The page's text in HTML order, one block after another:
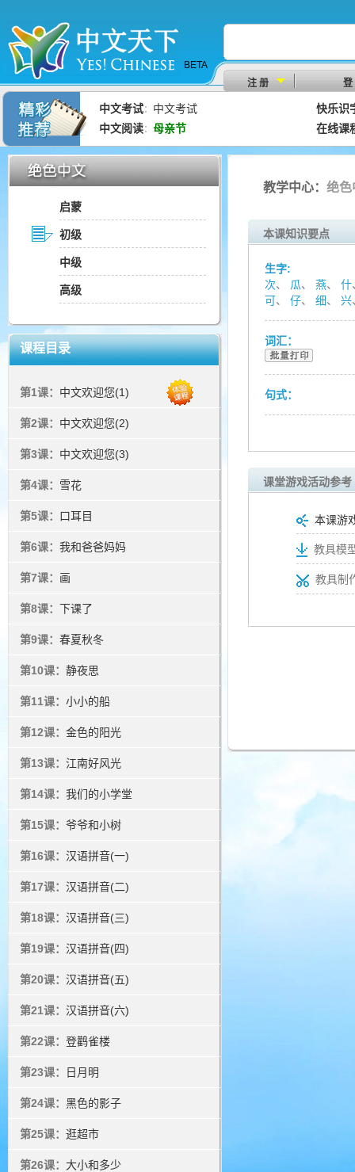
BETA
注 册
登
中文考试： 中文考试
快乐识
中文阅读： 母亲节 在线课
启蒙
初级
中级
高级
课程目录
第1课： 中文欢迎您(1)
第2课： 中文欢迎您(2)
第3课： 中文欢迎您(3)
第4课： 雪花
第5课： 口耳目
第6课： 我和爸爸妈妈
第7课： 画
第8课： 下课了
第9课： 春夏秋冬
第10课： 静夜思
第11课： 小小的船
第12课： 金色的阳光
第13课： 江南好风光
第14课： 我们的小学堂
第15课： 爷爷和小树
第16课： 汉语拼音(一)
第17课： 汉语拼音(二)
第18课： 汉语拼音(三)
第19课： 汉语拼音(四)
第20课： 汉语拼音(五)
第21课： 汉语拼音(六)
第22课： 登鹳雀楼
第23课： 日月明
第24课： 黑色的影子
第25课： 逛超市
第26课： 大小和多少
教学中心： 绝
本课知识要点
生字:
次、 瓜、 燕、 什
可、 仔、 细、 兴
词汇：
句式：
课堂游戏活动参考
本课游
教具模
教具制